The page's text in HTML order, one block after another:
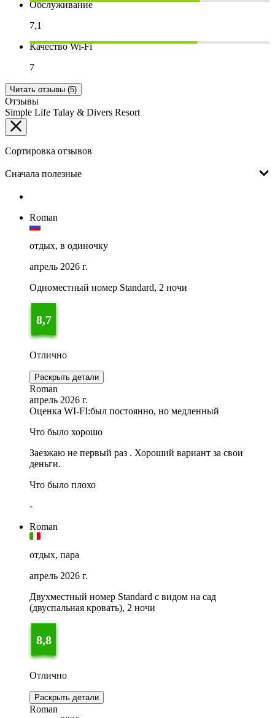
Обслуживание
7,1
Качество Wi-Fi
7
Читать отзывы (5)
Отзывы
Simple Life Talay & Divers Resort
Сортировка отзывов
Сначала полезные
Roman
отдых, в одиночку
апрель 2026 г.
Одноместный номер Standard, 2 ночи
8,7
Отлично
Раскрыть детали
Roman
апрель 2026 г.
Оценка WI-FI:был постоянно, но медленный
Что было хорошо
Заезжаю не первый раз . Хороший вариант за свои
деньги.
Что было плохо
-
Roman
отдых, пара
апрель 2026 г.
Двухместный номер Standard с видом на сад
(двуспальная кровать), 2 ночи
8,8
Отлично
Раскрыть детали
Roman